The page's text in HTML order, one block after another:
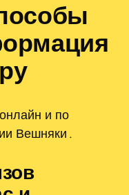
и по
Вешняки․